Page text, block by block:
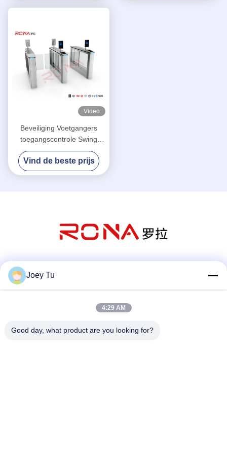
Video
Beveiliging Voetgangers
toegangscontrole Swing
Gate Turnstile Met
gezichtsherkenning met 6
paar sensoren
Vind de beste prijs
Joey Tu
4:29 AM
Good day, what product are you looking for?